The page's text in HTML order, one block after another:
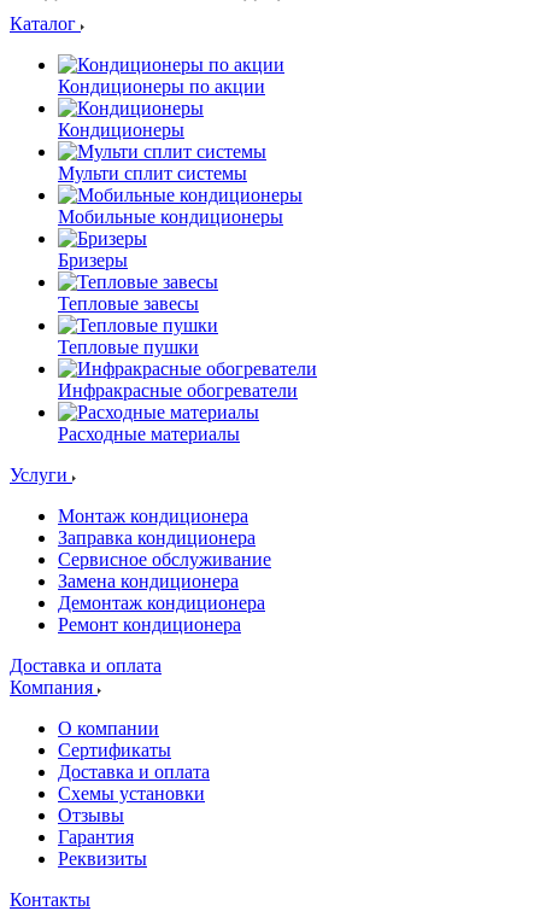
Каталог
Кондиционеры по акции
Кондиционеры
Мульти сплит системы
Мобильные кондиционеры
Бризеры
Тепловые завесы
Тепловые пушки
Инфракрасные обогреватели
Расходные материалы
Услуги
Монтаж кондиционера
Заправка кондиционера
Сервисное обслуживание
Замена кондиционера
Демонтаж кондиционера
Ремонт кондиционера
Доставка и оплата
Компания
О компании
Сертификаты
Доставка и оплата
Схемы установки
Отзывы
Гарантия
Реквизиты
Контакты